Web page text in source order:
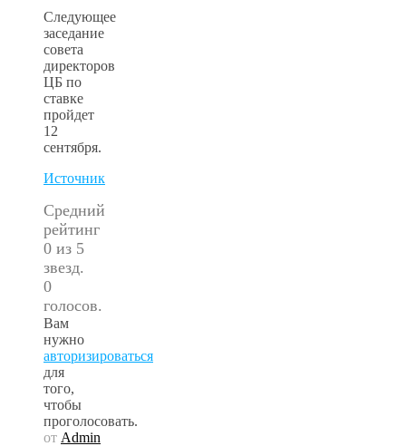
Следующее
заседание
совета
директоров
ЦБ по
ставке
пройдет
12
сентября.
Источник
Средний
рейтинг
0 из 5
звезд.
0
голосов.
Вам
нужно
авторизироваться
для
того,
чтобы
проголосовать.
от Admin